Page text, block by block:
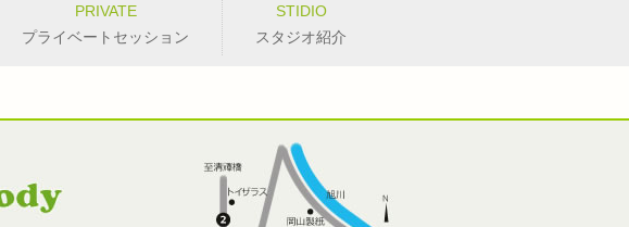
PRIVATE
プライベートセッション
STIDIO
スタジオ紹介